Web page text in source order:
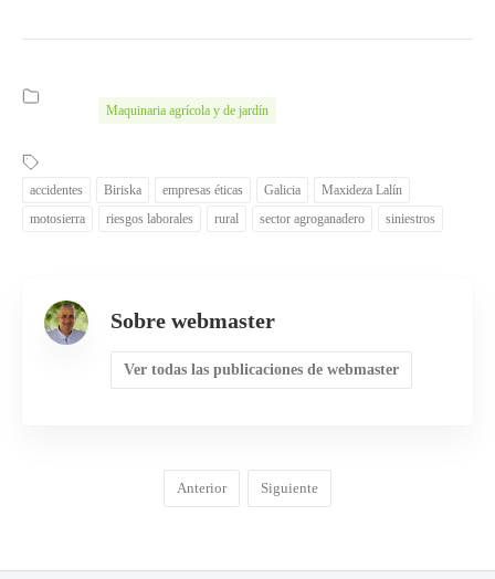
Maquinaria agrícola y de jardín
accidentes Biriska empresas éticas Galicia
Maxideza Lalín
motosierra
riesgos laborales rural sector agroganadero siniestros
Sobre webmaster
Ver todas las publicaciones de webmaster
Anterior Siguiente